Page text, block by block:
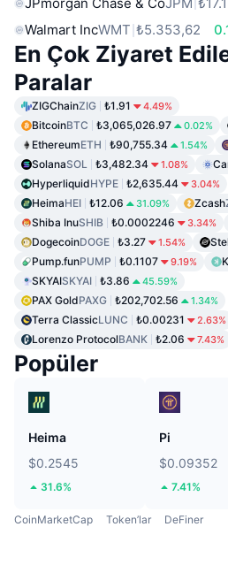
Walmart IncWMT ₺5.353,62
En Çok Ziyaret
Paralar
ZIGChainZIG ₺1.91 4.49%
BitcoinBTC ₺3,065,026.97 0.02%
EthereumETH ₺90,755.34 1.54%
SolanaSOL ₺3,482.34 1.08%
HyperliquidHYPE ₺2,635.44 3.04%
HeimaHEI ₺12.06 31.09% Zcash
Shiba InuSHIB ₺0.0002246 3.34%
DogecoinDOGE ₺3.27 1.54%
Pump.funPUMP ₺0.1107 9.19%
SKYAISKYAI ₺3.86 45.59%
PAX GoldPAXG ₺202,702.56 1.34%
Terra ClassicLUNC ₺0.00231 2.63%
Lorenzo ProtocolBANK ₺2.06 7.43%
Popüler
Heima
$0.2545
31.6%
Pi
$0.09352
7.41%
CoinMarketCap Token’lar DeFiner